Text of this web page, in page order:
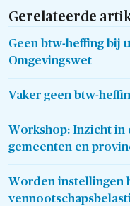
Gerelateerde
Geen btw-heffing bij
Omgevingswet
Vaker geen btw-
Workshop: Inzicht in
gemeenten en
Worden instellingen